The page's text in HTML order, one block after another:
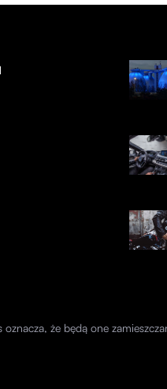
że będą one